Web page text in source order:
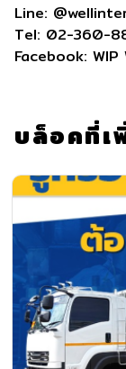
Line:
Tel: 02-360-
Facebook:
บล็อคที่เ